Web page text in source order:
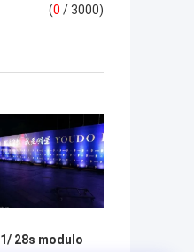
(0 / 3000)
1/ 28s modulo